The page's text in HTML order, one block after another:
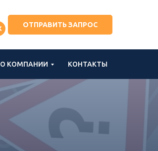
ОТПРАВИТЬ ЗАПРОС
О КОМПАНИИ КОНТАКТЫ